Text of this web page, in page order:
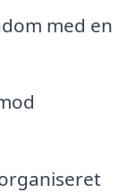
med en